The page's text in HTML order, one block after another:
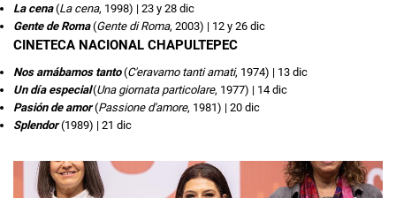
La cena(La cena, 1998) | 23 y 28 dic
Gente de Roma(Gente di Roma, 2003) | 12 y 26 dic
CINETECA NACIONAL CHAPULTEPEC
Nos amábamos tanto(C'eravamo tanti amati, 1974) | 13 dic
Un día especial(Una giornata particolare, 1977) | 14 dic
Pasión de amor(Passione d'amore, 1981) | 20 dic
Splendor(1989) | 21 dic